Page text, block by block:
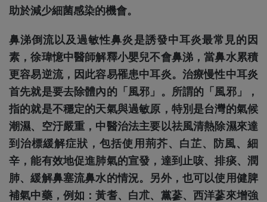
助於減少細菌感染的機會。
鼻涕倒流以及過敏性鼻炎是誘發中耳炎最常見的因
素，徐瑋憶中醫師解釋小嬰兒不會鼻涕，當鼻水累積
更容易逆流，因此容易罹患中耳炎。治療慢性中耳炎
首先就是要去除體內的「風邪」。所謂的「風邪」，
指的就是不穩定的天氣與過敏原，特別是台灣的氣候
潮濕、空汙嚴重，中醫治法主要以祛風清熱除濕來達
到治標緩解症狀，包括使用荊芥、白芷、防風、細
辛，能有效地促進肺氣的宣發，達到止咳、排痰、潤
肺、緩解鼻塞流鼻水的情況。另外，也可以使用健脾
補氣中藥，例如：黃耆、白朮、黨蔘、西洋蔘來增強